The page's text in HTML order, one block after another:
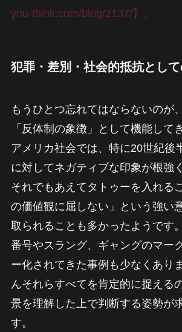
you-think.com/blog/2137/】。
犯罪・差別・社会的抵抗とし
もうひとつ忘れてはならないのが
「反体制の象徴」として機能して
アメリカ社会では、特に20世紀後
に対してネガティブな印象が根強
それでもあえてタトゥーを入れる
の価値観に屈しない」という強い
取られることも多かったようです
番号やスラング、ギャングのマー
ー化されてきた事例も少なくあり
んそれらすべてを肯定的に捉える
景を理解した上で判断する姿勢が
す。